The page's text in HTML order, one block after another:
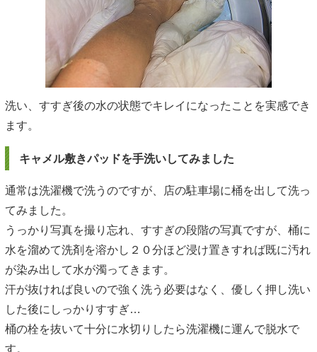
洗い、すすぎ後の水の状態でキレイになったことを実感でき
ます。
キャメル敷きパッドを手洗いしてみました
通常は洗濯機で洗うのですが、店の駐車場に桶を出して洗っ
てみました。
うっかり写真を撮り忘れ、すすぎの段階の写真ですが、桶に
水を溜めて洗剤を溶かし２０分ほど浸け置きすれば既に汚れ
が染み出して水が濁ってきます。
汗が抜ければ良いので強く洗う必要はなく、優しく押し洗い
した後にしっかりすすぎ…
桶の栓を抜いて十分に水切りしたら洗濯機に運んで脱水で
す。